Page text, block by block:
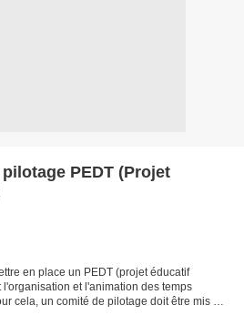
PEDT (Projet
en place un PEDT (projet éducatif
et l'animation des temps
cela, un comité de pilotage doit être mis en